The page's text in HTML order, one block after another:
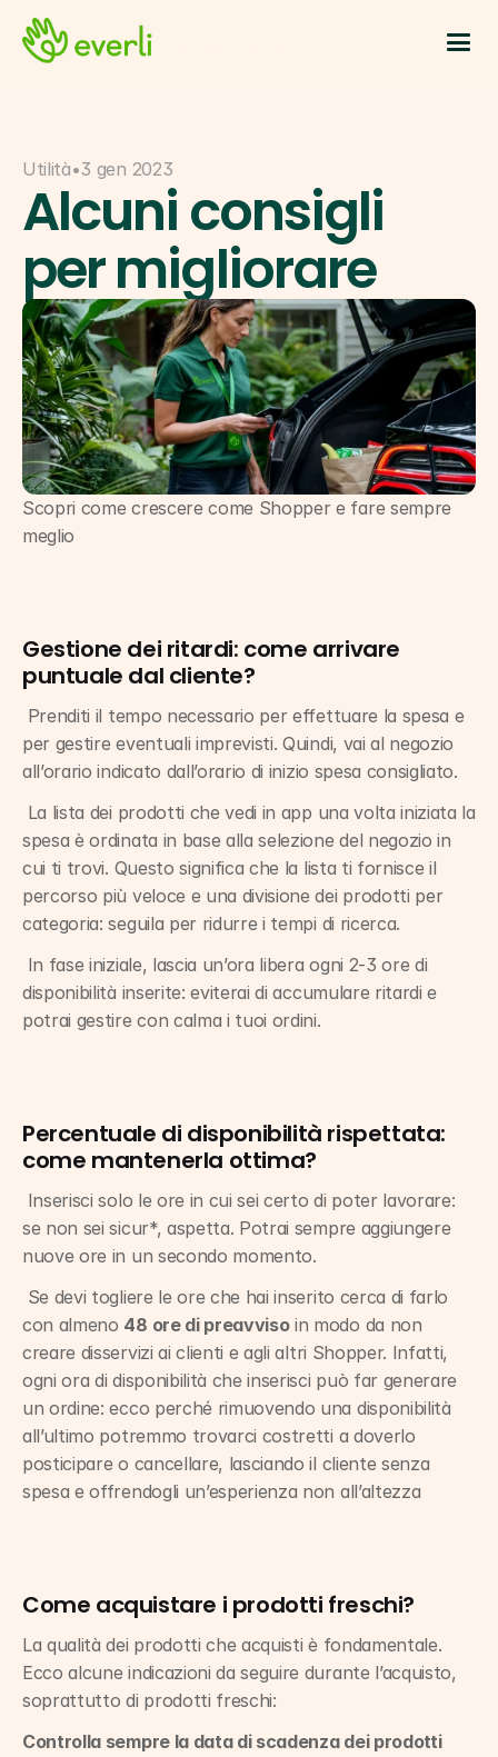
Utilità•3 gen 2023
Alcuni consigli
per migliorare
Scopri come crescere come Shopper e fare sempre
meglio
Gestione dei ritardi: come arrivare
puntuale dal cliente?
per gestire eventuali imprevisti. Quindi, vai al negozio
all’orario indicato dall’orario di inizio spesa consigliato.
spesa è ordinata in base alla selezione del negozio in
cui ti trovi. Questo significa che la lista ti fornisce il
percorso più veloce e una divisione dei prodotti per
categoria: seguila per ridurre i tempi di ricerca.
disponibilità inserite: eviterai di accumulare ritardi e
potrai gestire con calma i tuoi ordini.
Percentuale di disponibilità rispettata:
come mantenerla ottima?
se non sei sicur*, aspetta. Potrai sempre aggiungere
nuove ore in un secondo momento.
con almeno 48 ore di preavviso in modo da non
creare disservizi ai clienti e agli altri Shopper. Infatti,
ogni ora di disponibilità che inserisci può far generare
un ordine: ecco perché rimuovendo una disponibilità
all’ultimo potremmo trovarci costretti a doverlo
posticipare o cancellare, lasciando il cliente senza
spesa e offrendogli un’esperienza non all’altezza
Come acquistare i prodotti freschi?
La qualità dei prodotti che acquisti è fondamentale.
Ecco alcune indicazioni da seguire durante l’acquisto,
soprattutto di prodotti freschi:
Controlla sempre la data di scadenza dei prodotti